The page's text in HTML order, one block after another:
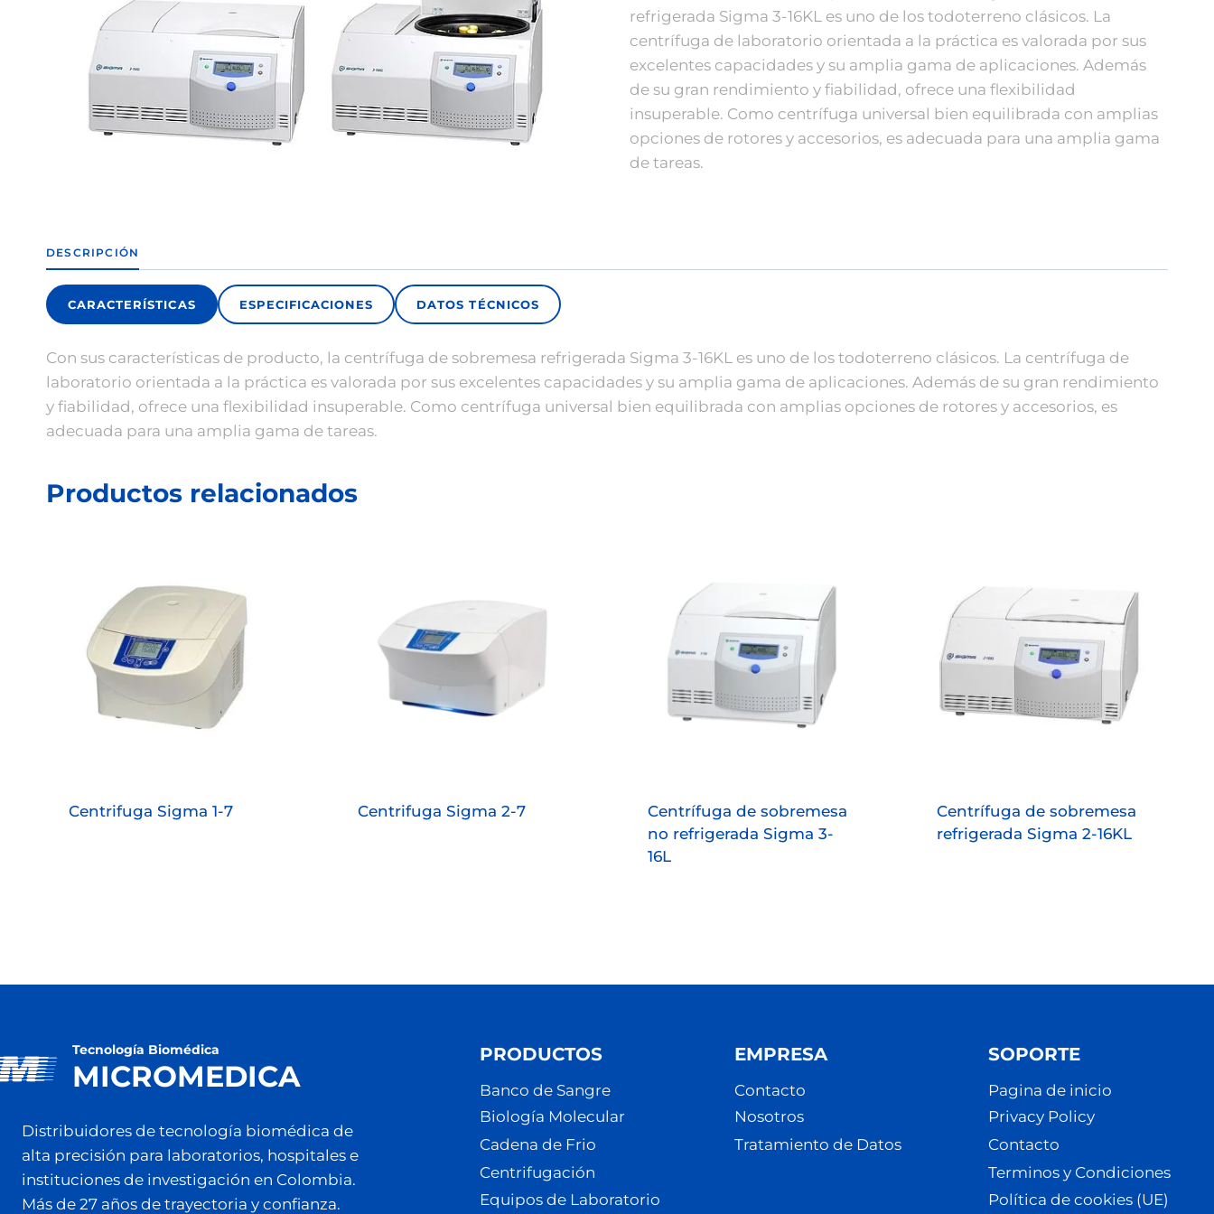
refrigerada Sigma 3-16KL es uno de los todoterreno clásicos. La
centrífuga de laboratorio orientada a la práctica es valorada por sus
excelentes capacidades y su amplia gama de aplicaciones. Además
de su gran rendimiento y fiabilidad, ofrece una flexibilidad
insuperable. Como centrífuga universal bien equilibrada con amplias
opciones de rotores y accesorios, es adecuada para una amplia gama
de tareas.
DESCRIPCIÓN
CARACTERÍSTICAS ESPECIFICACIONES DATOS TÉCNICOS
Con sus características de producto, la centrífuga de sobremesa refrigerada Sigma 3-16KL es uno de los todoterreno clásicos. La centrífuga de
laboratorio orientada a la práctica es valorada por sus excelentes capacidades y su amplia gama de aplicaciones. Además de su gran rendimiento
y fiabilidad, ofrece una flexibilidad insuperable. Como centrífuga universal bien equilibrada con amplias opciones de rotores y accesorios, es
adecuada para una amplia gama de tareas.
Productos relacionados
Centrifuga Sigma 1-7 Centrifuga Sigma 2-7
Centrífuga de sobremesa
no refrigerada Sigma 3-
16L
Centrífuga de sobremesa
refrigerada Sigma 2-16KL
Tecnología Biomédica
MICROMEDICA
Distribuidores de tecnología biomédica de
alta precisión para laboratorios, hospitales e
instituciones de investigación en Colombia.
Más de 27 años de trayectoria y confianza.
PRODUCTOS
Banco de Sangre
Biología Molecular
Cadena de Frio
Centrifugación
Equipos de Laboratorio
EMPRESA
Contacto
Nosotros
Tratamiento de Datos
SOPORTE
Pagina de inicio
Privacy Policy
Contacto
Terminos y Condiciones
Política de cookies (UE)